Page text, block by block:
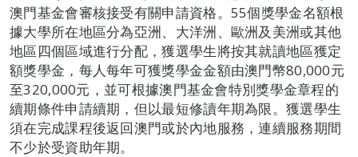
澳門基金會審核接受有關申請資格。55個獎學金名額根
據大學所在地區分為亞洲、大洋洲、歐洲及美洲或其他
地區四個區域進行分配，獲選學生將按其就讀地區獲定
額獎學金，每人每年可獲獎學金金額由澳門幣80,000元
至320,000元，並可根據澳門基金會特別獎學金章程的
續期條件申請續期，但以最短修讀年期為限。獲選學生
須在完成課程後返回澳門或於內地服務，連續服務期間
不少於受資助年期。